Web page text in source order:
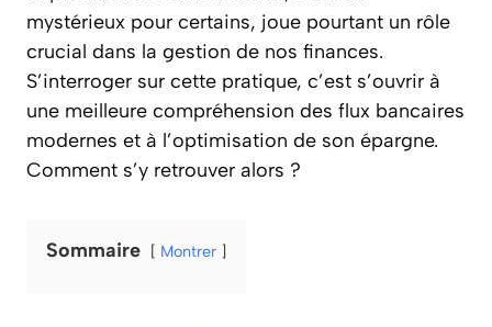
mystérieux pour certains, joue pourtant un rôle
crucial dans la gestion de nos finances.
S’interroger sur cette pratique, c’est s’ouvrir à
une meilleure compréhension des flux bancaires
modernes et à l’optimisation de son épargne.
Comment s’y retrouver alors ?
Sommaire Montrer